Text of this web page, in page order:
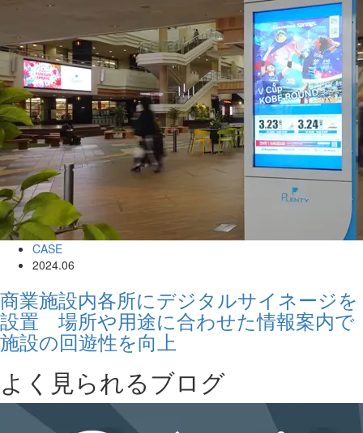
CASE
2024.06
商業施設内各所にデジタルサイネージを
設置 場所や用途に合わせた情報案内で
施設の回遊性を向上
よく見られるブログ